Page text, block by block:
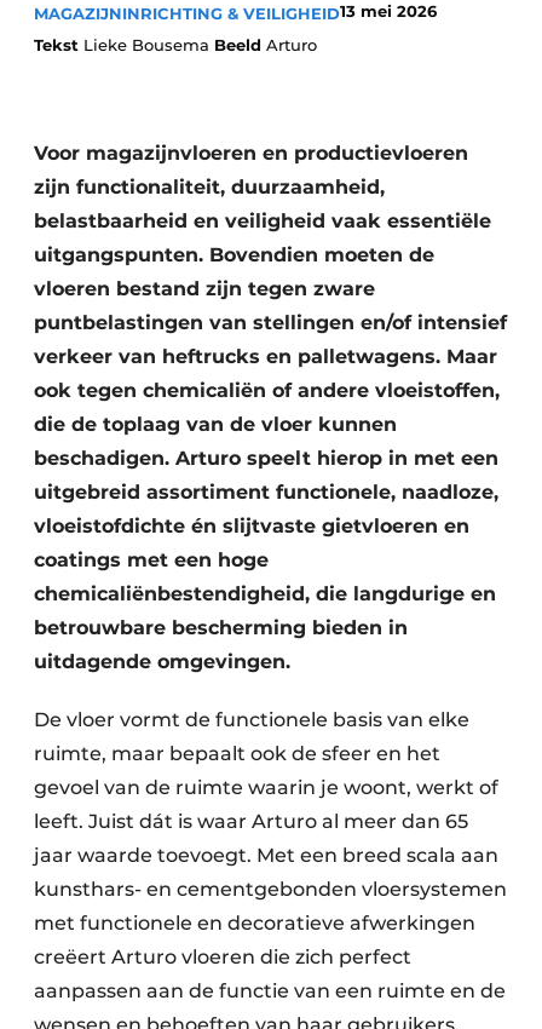
MAGAZIJNINRICHTING & VEILIGHEID13 mei 2026
Tekst Lieke Bousema Beeld Arturo
Voor magazijnvloeren en productievloeren
zijn functionaliteit, duurzaamheid,
belastbaarheid en veiligheid vaak essentiële
uitgangspunten. Bovendien moeten de
vloeren bestand zijn tegen zware
puntbelastingen van stellingen en/of intensief
verkeer van heftrucks en palletwagens. Maar
ook tegen chemicaliën of andere vloeistoffen,
die de toplaag van de vloer kunnen
beschadigen. Arturo speelt hierop in met een
uitgebreid assortiment functionele, naadloze,
vloeistofdichte én slijtvaste gietvloeren en
coatings met een hoge
chemicaliënbestendigheid, die langdurige en
betrouwbare bescherming bieden in
uitdagende omgevingen.
De vloer vormt de functionele basis van elke
ruimte, maar bepaalt ook de sfeer en het
gevoel van de ruimte waarin je woont, werkt of
leeft. Juist dát is waar Arturo al meer dan 65
jaar waarde toevoegt. Met een breed scala aan
kunsthars- en cementgebonden vloersystemen
met functionele en decoratieve afwerkingen
creëert Arturo vloeren die zich perfect
aanpassen aan de functie van een ruimte en de